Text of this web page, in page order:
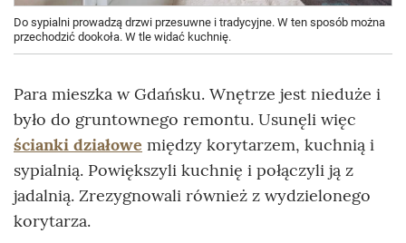
Do sypialni prowadzą drzwi przesuwne i tradycyjne. W ten sposób można
przechodzić dookoła. W tle widać kuchnię.
Para mieszka w Gdańsku. Wnętrze jest nieduże i
było do gruntownego remontu. Usunęli więc
ścianki działowe między korytarzem, kuchnią i
sypialnią. Powiększyli kuchnię i połączyli ją z
jadalnią. Zrezygnowali również z wydzielonego
korytarza.